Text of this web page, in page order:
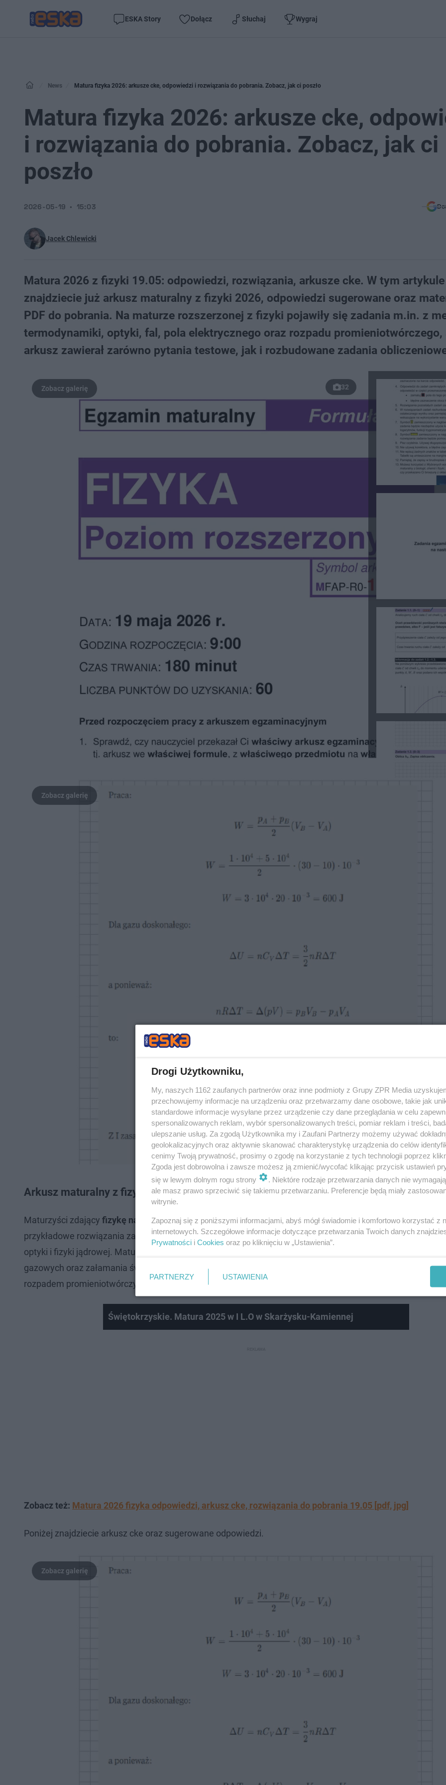
ESKA Story Dołącz Słuchaj Wygraj
News Matura fizyka 2026: arkusze cke, odpowiedzi i rozwiązania do pobrania. Zobacz, jak ci poszło
Matura fizyka 2026: arkusze cke,
i rozwiązania do pobrania. Zobacz, jak ci
poszło
Jacek Chlewicki
2026-05-19 15:03
Matura 2026 z fizyki 19.05: odpowiedzi, rozwiązania, arkusze cke. W tym artykule
znajdziecie już arkusz maturalny z fizyki 2026, odpowiedzi sugerowane oraz
PDF do pobrania. Na maturze rozszerzonej z fizyki pojawiły się zadania m.in. z
termodynamiki, optyki, fal, pola elektrycznego oraz rozpadu promieniotwórczego,
arkusz zawierał zarówno pytania testowe, jak i rozbudowane zadania
32
Arkusz maturalny z fizyki 2026 odpowiedzi i rozwiązania zadań
Maturzyści zdający fizykę na poziomie rozszerzonymmogą sprawdzić tutajarkusz CKE 2026, odpowiedzi
przykładowe rozwiązania zadań. Na maturze rozszerzonej z fizyki pojawiły się zadania z mechaniki,
optyki i fizyki jądrowej. Maturzyści musieli rozwiązywać polecenia dotyczące m.in. ruchu po okręgu,
gazowych oraz załamania światła. W arkuszu znalazły się także zadania związane z polem elektrycznym,
rozpadem promieniotwórczym. Egzamin zawierał zarówno pytania testowe, jak i rozbudowane zadania
Świętokrzyskie. Matura 2025 w I L.O w Skarżysku-Kamiennej
Zobacz też: Matura 2026 fizyka odpowiedzi, arkusz cke, rozwiązania do pobrania 19.05 [pdf, jpg]
Poniżej znajdziecie arkusz cke oraz sugerowane odpowiedzi.
Drogi Użytkowniku,
My, naszych 1162 zaufanych partnerów oraz inne podmioty z Grupy ZPR Media
przechowujemy informacje na urządzeniu oraz przetwarzamy dane osobowe, takie jak
standardowe informacje wysyłane przez urządzenie czy dane przeglądania w celu
spersonalizowanych reklam, wybór spersonalizowanych treści, pomiar reklam i treści,
ulepszanie usług. Za zgodą Użytkownika my i Zaufani Partnerzy możemy używać
geolokalizacyjnych oraz aktywnie skanować charakterystykę urządzenia do celów
cenimy Twoją prywatność, prosimy o zgodę na korzystanie z tych technologii poprzez
Zgoda jest dobrowolna i zawsze możesz ją zmienić/wycofać klikając przycisk ustawień
się w lewym dolnym rogu strony
. Niektóre rodzaje przetwarzania danych nie
ale masz prawo sprzeciwić się takiemu przetwarzaniu. Preferencje będą miały
witrynie.
Zapoznaj się z poniższymi informacjami, abyś mógł świadomie i komfortowo korzystać z
internetowych. Szczegółowe informacje dotyczące przetwarzania Twoich danych
Prywatności i Cookies oraz po kliknięciu w „Ustawienia”.
PARTNERZY USTAWIENIA